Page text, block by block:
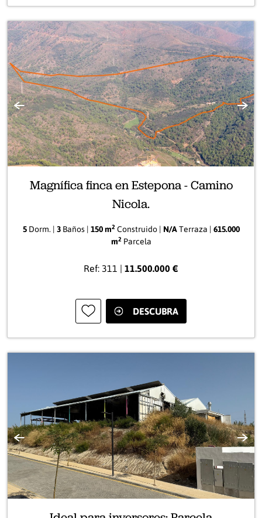
Anterior
Magnífica finca en Estepona - Camino
Nicola.
5Dorm. | 3Baños | 150 m2Construido | N/ATerraza | 615.000
m2Parcela
Ref: 311 | 11.500.000 €
DESCUBRA
Anterior